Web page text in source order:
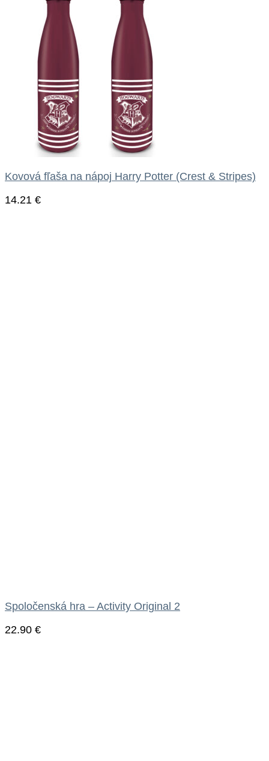
Kovová fľaša na nápoj Harry Potter (Crest & Stripes)
14.21 €
Spoločenská hra – Activity Original 2
22.90 €